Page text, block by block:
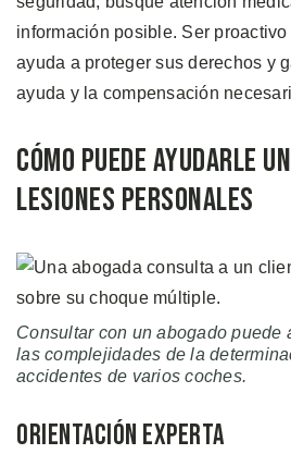
información posible. Ser
ayuda a proteger sus derechos y
ayuda y la compensación
Cómo Puede Ayudarle
Lesiones Personales
Consultar con un abogado puede
las complejidades de la
accidentes de varios coches.
Orientación Experta